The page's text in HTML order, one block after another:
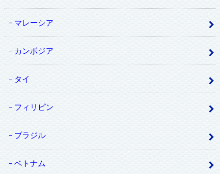
マレーシア
カンボジア
タイ
フィリピン
ブラジル
ベトナム